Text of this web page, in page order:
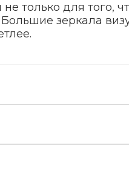
только для того,
зеркала